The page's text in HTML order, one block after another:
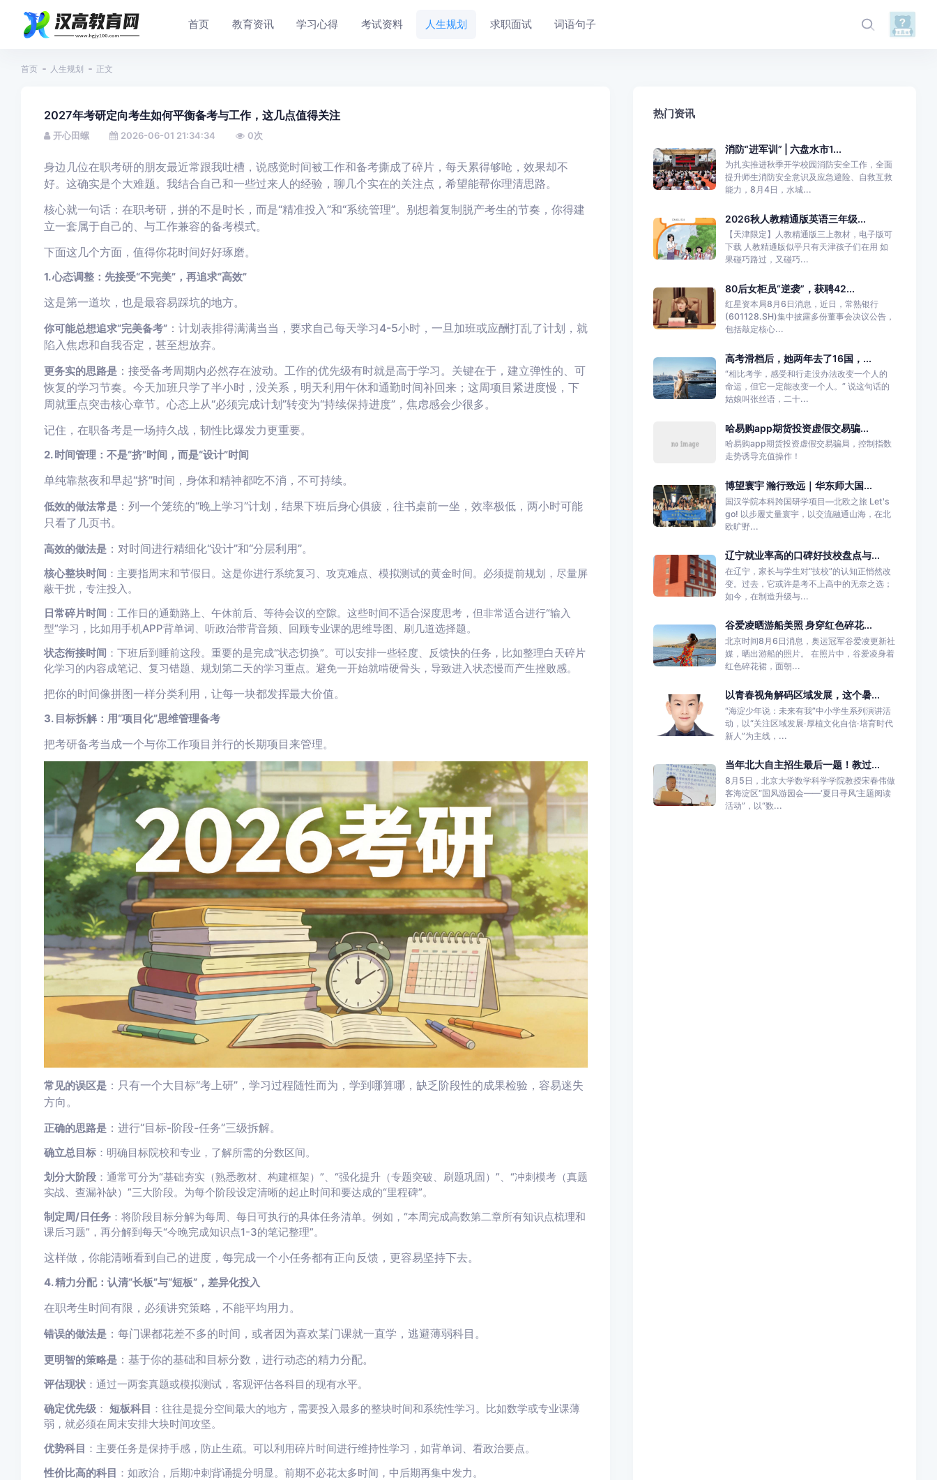
首页 教育资讯 学习心得 考试资料 人生规划 求职面试 词语句子
首页 人生规划 正文
2027年考研定向考生如何平衡备考与工作，这几点值得关注
开心田螺 2026-06-01 21:34:34 0次
身边几位在职考研的朋友最近常跟我吐槽，说感觉时间被工作和备考撕成了碎片，每天累得够呛，效果却不
好。这确实是个大难题。我结合自己和一些过来人的经验，聊几个实在的关注点，希望能帮你理清思路。
核心就一句话：在职考研，拼的不是时长，而是“精准投入”和“系统管理”。别想着复制脱产考生的节奏，你得建
立一套属于自己的、与工作兼容的备考模式。
下面这几个方面，值得你花时间好好琢磨。
1. 心态调整：先接受“不完美”，再追求“高效”
这是第一道坎，也是最容易踩坑的地方。
你可能总想追求“完美备考”：计划表排得满满当当，要求自己每天学习4-5小时，一旦加班或应酬打乱了计划，就
陷入焦虑和自我否定，甚至想放弃。
更务实的思路是：接受备考周期内必然存在波动。工作的优先级有时就是高于学习。关键在于，建立弹性的、可
恢复的学习节奏。今天加班只学了半小时，没关系，明天利用午休和通勤时间补回来；这周项目紧进度慢，下
周就重点突击核心章节。心态上从“必须完成计划”转变为“持续保持进度”，焦虑感会少很多。
记住，在职备考是一场持久战，韧性比爆发力更重要。
2. 时间管理：不是“挤”时间，而是“设计”时间
单纯靠熬夜和早起“挤”时间，身体和精神都吃不消，不可持续。
低效的做法常是：列一个笼统的“晚上学习”计划，结果下班后身心俱疲，往书桌前一坐，效率极低，两小时可能
只看了几页书。
高效的做法是：对时间进行精细化“设计”和“分层利用”。
核心整块时间 ：主要指周末和节假日。这是你进行系统复习、攻克难点、模拟测试的黄金时间。必须提前规划，尽量屏
蔽干扰，专注投入。
日常碎片时间 ：工作日的通勤路上、午休前后、等待会议的空隙。这些时间不适合深度思考，但非常适合进行“输入
型”学习，比如用手机APP背单词、听政治带背音频、回顾专业课的思维导图、刷几道选择题。
状态衔接时间 ：下班后到睡前这段。重要的是完成“状态切换”。可以安排一些轻度、反馈快的任务，比如整理白天碎片
化学习的内容成笔记、复习错题、规划第二天的学习重点。避免一开始就啃硬骨头，导致进入状态慢而产生挫败感。
把你的时间像拼图一样分类利用，让每一块都发挥最大价值。
3. 目标拆解：用“项目化”思维管理备考
把考研备考当成一个与你工作项目并行的长期项目来管理。
常见的误区是：只有一个大目标“考上研”，学习过程随性而为，学到哪算哪，缺乏阶段性的成果检验，容易迷失
方向。
正确的思路是：进行“目标-阶段-任务”三级拆解。
确立总目标：明确目标院校和专业，了解所需的分数区间。
划分大阶段：通常可分为“基础夯实（熟悉教材、构建框架）”、“强化提升（专题突破、刷题巩固）”、“冲刺模考（真题
实战、查漏补缺）”三大阶段。为每个阶段设定清晰的起止时间和要达成的“里程碑”。
制定周/日任务：将阶段目标分解为每周、每日可执行的具体任务清单。例如，“本周完成高数第二章所有知识点梳理和
课后习题”，再分解到每天“今晚完成知识点1-3的笔记整理”。
这样做，你能清晰看到自己的进度，每完成一个小任务都有正向反馈，更容易坚持下去。
4. 精力分配：认清“长板”与“短板”，差异化投入
在职考生时间有限，必须讲究策略，不能平均用力。
错误的做法是：每门课都花差不多的时间，或者因为喜欢某门课就一直学，逃避薄弱科目。
更明智的策略是：基于你的基础和目标分数，进行动态的精力分配。
评估现状：通过一两套真题或模拟测试，客观评估各科目的现有水平。
确定优先级： 短板科目 ：往往是提分空间最大的地方，需要投入最多的整块时间和系统性学习。比如数学或专业课薄
弱，就必须在周末安排大块时间攻坚。
优势科目 ：主要任务是保持手感，防止生疏。可以利用碎片时间进行维持性学习，如背单词、看政治要点。
性价比高的科目 ：如政治，后期冲刺背诵提分明显。前期不必花太多时间，中后期再集中发力。
热门资讯
消防“进军训” | 六盘水市1...
为扎实推进秋季开学校园消防安全工作，全面
提升师生消防安全意识及应急避险、自救互救
能力，8月4日，水城...
2026秋人教精通版英语三年级...
【天津限定】人教精通版三上教材，电子版可
下载 人教精通版似乎只有天津孩子们在用 如
果碰巧路过，又碰巧...
80后女柜员“逆袭”，获聘42...
红星资本局8月6日消息，近日，常熟银行
(601128.SH)集中披露多份董事会决议公告，
包括敲定核心...
高考滑档后，她两年去了16国，...
“相比考学，感受和行走没办法改变一个人的
命运，但它一定能改变一个人。” 说这句话的
姑娘叫张丝语，二十...
哈易购app期货投资虚假交易骗...
哈易购app期货投资虚假交易骗局，控制指数
走势诱导充值操作！
博望寰宇 瀚行致远｜华东师大国...
国汉学院本科跨国研学项目—北欧之旅 Let's
go! 以步履丈量寰宇，以交流融通山海，在北
欧旷野...
辽宁就业率高的口碑好技校盘点与...
在辽宁，家长与学生对“技校”的认知正悄然改
变。过去，它或许是考不上高中的无奈之选；
如今，在制造升级与...
谷爱凌晒游船美照 身穿红色碎花...
北京时间8月6日消息，奥运冠军谷爱凌更新社
媒，晒出游船的照片。 在照片中，谷爱凌身着
红色碎花裙，面朝...
以青春视角解码区域发展，这个暑...
“海淀少年说：未来有我”中小学生系列演讲活
动，以“关注区域发展·厚植文化自信·培育时代
新人”为主线，...
当年北大自主招生最后一题！教过...
8月5日，北京大学数学科学学院教授宋春伟做
客海淀区“国风游园会——‘夏日寻风’主题阅读
活动”，以“数...